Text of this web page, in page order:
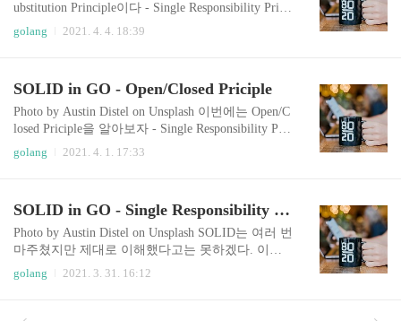
ubstitution Principle이다 - Single Responsibility Princ
iple - Open/Closed Principle - Liskov Substitution Pri
nciple - Interface Segregation Principle - Dependency
=615 참고 - OOP에서의 Liskov Substitution Principl
e OOP, 즉 Class가 있는 언어에서는, 슈퍼클래스를
물려 받은 파..
golang 2021. 4. 4. 18:39
SOLID in GO - Open/Closed Priciple
Photo by Austin Distel on Unsplash 이번에는 Open/C
losed Priciple을 알아보자 - Single Responsibility Prin
ciple - Open/Closed Principle - Liskov Substitution Pri
nciple - Interface Segregation Principle - Dependency
dification." - Bertrand Meyer, Object-Oriented Softwa
re Construction OOP 클래스를 기반으로한 언어..
golang 2021. 4. 1. 17:33
SOLID in GO - Single Responsibility Principle
Photo by Austin Distel on Unsplash SOLID는 여러 번
마주쳤지만 제대로 이해했다고는 못하겠다. 이번
에는 실제 Go 코드를 통해 이해해 보려 한다. SOLI
D를 따르는 Go 코드는 어떤 모양이어야 할까? Dav
- Dave Cheney posting: https://dave.cheney.net/2016/0
golang 2021. 3. 31. 16:12